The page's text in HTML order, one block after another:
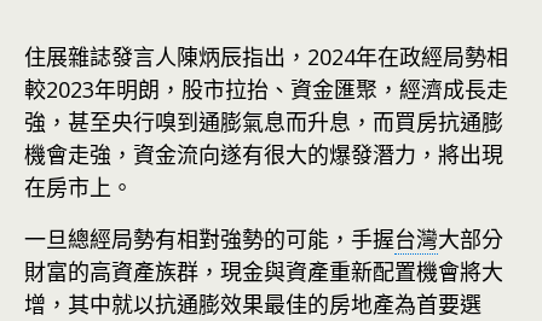
住展雜誌發言人陳炳辰指出，2024年在政經局勢相
較2023年明朗，股市拉抬、資金匯聚，經濟成長走
強，甚至央行嗅到通膨氣息而升息，而買房抗通膨
機會走強，資金流向遂有很大的爆發潛力，將出現
在房市上。
一旦總經局勢有相對強勢的可能，手握台灣大部分
財富的高資產族群，現金與資產重新配置機會將大
增，其中就以抗通膨效果最佳的房地產為首要選